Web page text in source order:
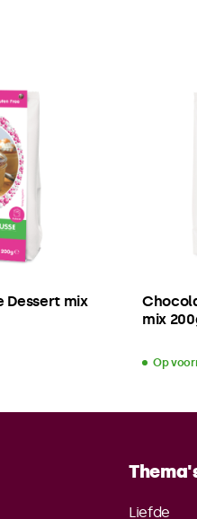
Dessert mix
mix
Op
Liefde